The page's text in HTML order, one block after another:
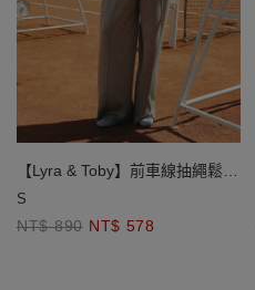
【Lyra & Toby】前車線抽繩鬆緊
長褲
S
NT$ 890 NT$ 578